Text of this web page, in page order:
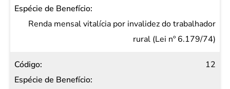
Renda mensal vitalícia por invalidez do trabalhador
rural (Lei nº 6.179/74)
12